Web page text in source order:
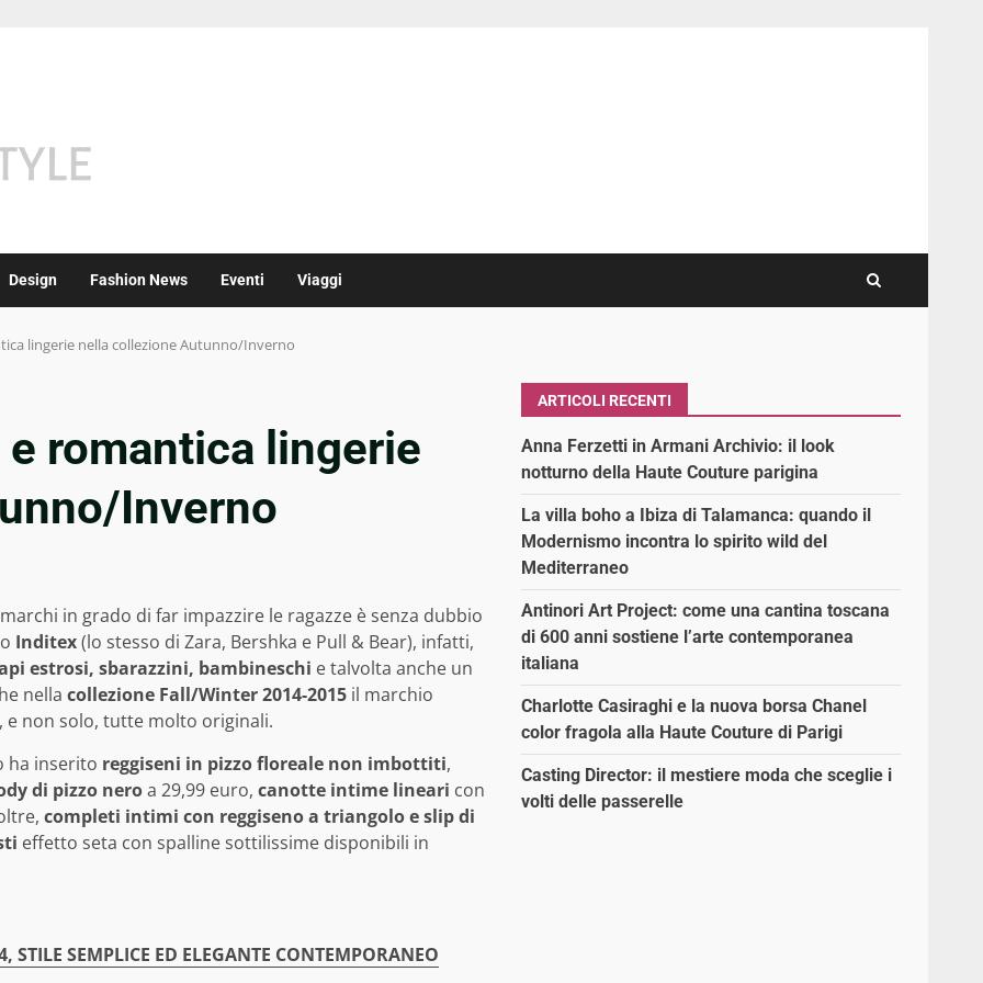
Design Fashion News Eventi Viaggi
lingerie nella collezione Autunno/Inverno
romantica lingerie
Inverno
in grado di far impazzire le ragazze è senza dubbio
Inditex(lo stesso di Zara, Bershka e Pull & Bear), infatti,
estrosi, sbarazzini, bambineschi e talvolta anche un
nella collezione Fall/Winter 2014-2015 il marchio
non solo, tutte molto originali.
ha inserito reggiseni in pizzo floreale non imbottiti,
di pizzo neroa 29,99 euro, canotte intime lineari con
completi intimi con reggiseno a triangolo e slip di
effetto seta con spalline sottilissime disponibili in
SEMPLICE ED ELEGANTE CONTEMPORANEO
ARTICOLI RECENTI
Anna Ferzetti in Armani Archivio: il look
notturno della Haute Couture parigina
La villa boho a Ibiza di Talamanca: quando il
Modernismo incontra lo spirito wild del
Mediterraneo
Antinori Art Project: come una cantina toscana
di 600 anni sostiene l’arte contemporanea
italiana
Charlotte Casiraghi e la nuova borsa Chanel
color fragola alla Haute Couture di Parigi
Casting Director: il mestiere moda che sceglie i
volti delle passerelle